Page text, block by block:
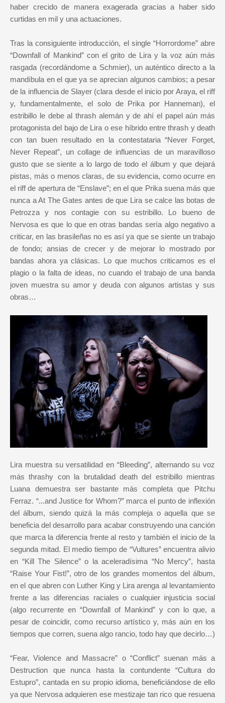
haber crecido de manera exagerada gracias a haber sido
curtidas en mil y una actuaciones.
Tras la consiguiente introducción, el single “Horrordome” abre
“Downfall of Mankind” con el grito de Lira y la voz aún más
rasgada (recordándome a Schmier), un auténtico directo a la
mandíbula en el que ya se aprecian algunos cambios; a pesar
de la influencia de Slayer (clara desde el inicio por Araya, el riff
y, fundamentalmente, el solo de Prika por Hanneman), el
estribillo le debe al thrash alemán y de ahí el papel aún más
protagonista del bajo de Lira o ese híbrido entre thrash y death
con tan buen resultado en la contestataria “Never Forget,
Never Repeat”, un collage de influencias de un maravilloso
gusto que se siente a lo largo de todo el álbum y que dejará
pistas, más o menos claras, de su evidencia, como ocurre en
el riff de apertura de “Enslave”; en el que Prika suena más que
nunca a At The Gates antes de que Lira se calce las botas de
Petrozza y nos contagie con su estribillo. Lo bueno de
Nervosa es que lo que en otras bandas sería algo negativo a
criticar, en las brasileñas no es así ya que se siente un trabajo
de fondo; ansias de crecer y de mejorar lo mostrado por
bandas ahora ya clásicas. Lo que muchos criticamos es el
plagio o la falta de ideas, no cuando el trabajo de una banda
joven muestra su amor y deuda con algunos artistas y sus
obras…
Lira muestra su versatilidad en “Bleeding”, alternando su voz
más thrashy con la brutalidad death del estribillo mientras
Luana demuestra ser bastante más completa que Pitchu
Ferraz. “...and Justice for Whom?” marca el punto de inflexión
del álbum, siendo quizá la más compleja o aquella que se
beneficia del desarrollo para acabar construyendo una canción
que marca la diferencia frente al resto y también el inicio de la
segunda mitad. El medio tiempo de “Vultures” encuentra alivio
en “Kill The Silence” o la aceleradísima “No Mercy”, hasta
“Raise Your Fist!”, otro de los grandes momentos del álbum,
en el que abren con Luther King y Lira arenga al levantamiento
frente a las diferencias raciales o cualquier injusticia social
(algo recurrente en “Downfall of Mankind” y con lo que, a
pesar de coincidir, como recurso artístico y, más aún en los
tiempos que corren, suena algo rancio, todo hay que decirlo…)
“Fear, Violence and Massacre” o “Conflict” suenan más a
Destruction que nunca hasta la contundente “Cultura do
Estupro”, cantada en su propio idioma, beneficiándose de ello
ya que Nervosa adquieren ese mestizaje tan rico que resuena